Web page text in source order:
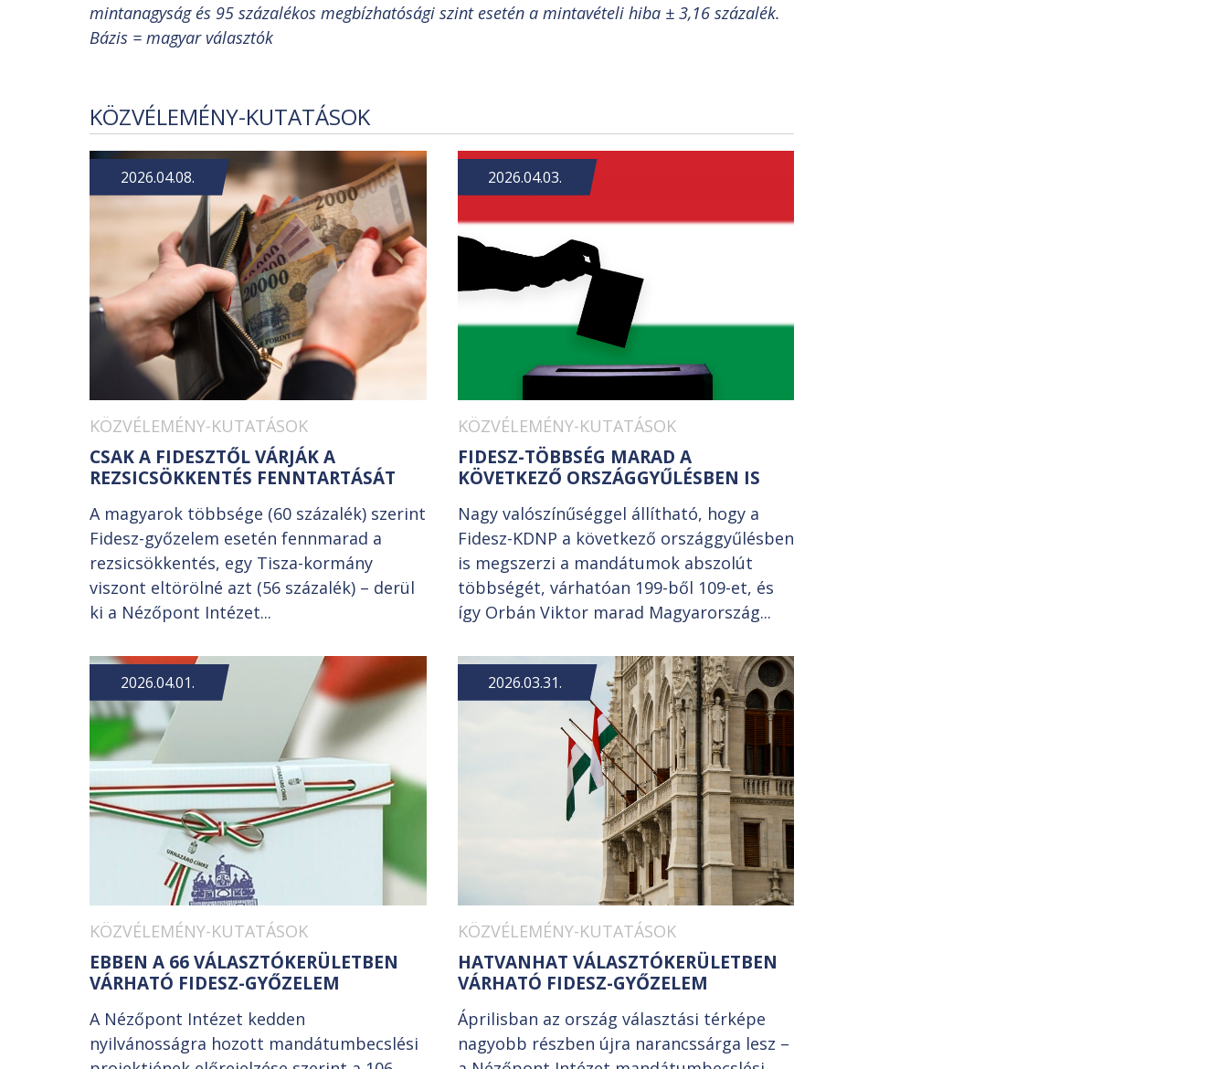
mintanagyság és 95 százalékos megbízhatósági szint esetén a mintavételi hiba ± 3,16 százalék.
Bázis = magyar választók
KÖZVÉLEMÉNY-KUTATÁSOK
2026.04.08.
KÖZVÉLEMÉNY-KUTATÁSOK
CSAK A FIDESZTŐL VÁRJÁK A
REZSICSÖKKENTÉS FENNTARTÁSÁT
A magyarok többsége (60 százalék) szerint
Fidesz-győzelem esetén fennmarad a
rezsicsökkentés, egy Tisza-kormány
viszont eltörölné azt (56 százalék) – derül
ki a Nézőpont Intézet...
2026.04.03.
KÖZVÉLEMÉNY-KUTATÁSOK
FIDESZ-TÖBBSÉG MARAD A
KÖVETKEZŐ ORSZÁGGYŰLÉSBEN IS
Nagy valószínűséggel állítható, hogy a
Fidesz-KDNP a következő országgyűlésben
is megszerzi a mandátumok abszolút
többségét, várhatóan 199-ből 109-et, és
így Orbán Viktor marad Magyarország...
2026.04.01.
KÖZVÉLEMÉNY-KUTATÁSOK
EBBEN A 66 VÁLASZTÓKERÜLETBEN
VÁRHATÓ FIDESZ-GYŐZELEM
A Nézőpont Intézet kedden
nyilvánosságra hozott mandátumbecslési
2026.03.31.
KÖZVÉLEMÉNY-KUTATÁSOK
HATVANHAT VÁLASZTÓKERÜLETBEN
VÁRHATÓ FIDESZ-GYŐZELEM
Áprilisban az ország választási térképe
nagyobb részben újra narancssárga lesz –